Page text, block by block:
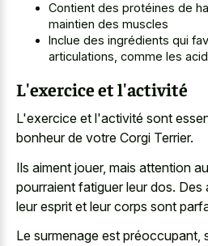
Contient des protéines de
maintien des muscles
Inclue des ingrédients qui
articulations, comme les
L'exercice et l'activité
L'exercice et l'activité sont
bonheur de votre Corgi Terrier.
Ils aiment jouer, mais attention
pourraient fatiguer leur dos.
leur esprit et leur corps sont
Le surmenage est préoccupant,